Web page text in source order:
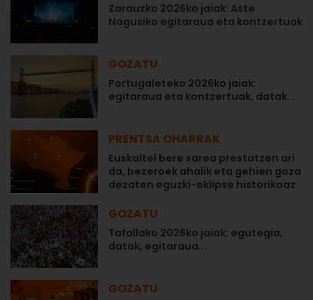
Zarauzko 2026ko jaiak: Aste
Nagusiko egitaraua eta kontzertuak
GOZATU
Portugaleteko 2026ko jaiak:
egitaraua eta kontzertuak, datak...
PRENTSA OHARRAK
Euskaltel bere sarea prestatzen ari
da, bezeroek ahalik eta gehien goza
dezaten eguzki-eklipse historikoaz
GOZATU
Tafallako 2026ko jaiak: egutegia,
datak, egitaraua...
GOZATU